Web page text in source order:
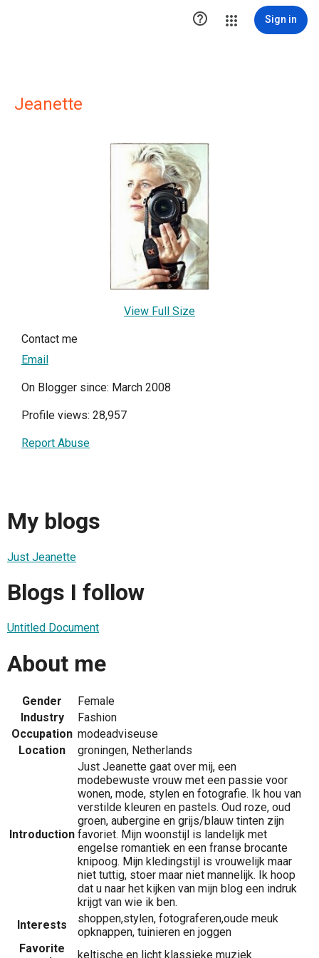
 Sign in
Jeanette
View Full Size
Contact me
Email
On Blogger since: March 2008
Profile views: 28,957
Report Abuse
My blogs
Just Jeanette
Blogs I follow
Untitled Document
About me
Gender
Female
Industry
Fashion
Occupation modeadviseuse
Location
groningen, Netherlands
Introduction
Just Jeanette gaat over mij, een
modebewuste vrouw met een passie voor
wonen, mode, stylen en fotografie. Ik hou van
verstilde kleuren en pastels. Oud roze, oud
groen, aubergine en grijs/blauw tinten zijn
favoriet. Mijn woonstijl is landelijk met
engelse romantiek en een franse brocante
knipoog. Mijn kledingstijl is vrouwelijk maar
niet tuttig, stoer maar niet mannelijk. Ik hoop
dat u naar het kijken van mijn blog een indruk
krijgt van wie ik ben.
Interests
shoppen,stylen, fotograferen,oude meuk
opknappen, tuinieren en joggen
Favorite
keltische en licht klassieke muziek